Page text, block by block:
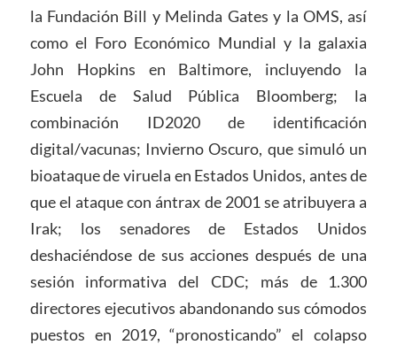
la Fundación Bill y Melinda Gates y la OMS, así
como el Foro Económico Mundial y la galaxia
John Hopkins en Baltimore, incluyendo la
Escuela de Salud Pública Bloomberg; la
combinación ID2020 de identificación
digital/vacunas; Invierno Oscuro, que simuló un
bioataque de viruela en Estados Unidos, antes de
que el ataque con ántrax de 2001 se atribuyera a
Irak; los senadores de Estados Unidos
deshaciéndose de sus acciones después de una
sesión informativa del CDC; más de 1.300
directores ejecutivos abandonando sus cómodos
puestos en 2019, “pronosticando” el colapso